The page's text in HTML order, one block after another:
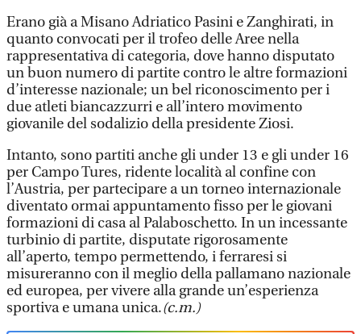
Erano già a Misano Adriatico Pasini e Zanghirati, in
quanto convocati per il trofeo delle Aree nella
rappresentativa di categoria, dove hanno disputato
un buon numero di partite contro le altre formazioni
d’interesse nazionale; un bel riconoscimento per i
due atleti biancazzurri e all’intero movimento
giovanile del sodalizio della presidente Ziosi.
Intanto, sono partiti anche gli under 13 e gli under 16
per Campo Tures, ridente località al confine con
l’Austria, per partecipare a un torneo internazionale
diventato ormai appuntamento fisso per le giovani
formazioni di casa al Palaboschetto. In un incessante
turbinio di partite, disputate rigorosamente
all’aperto, tempo permettendo, i ferraresi si
misureranno con il meglio della pallamano nazionale
ed europea, per vivere alla grande un’esperienza
sportiva e umana unica.(c.m.)